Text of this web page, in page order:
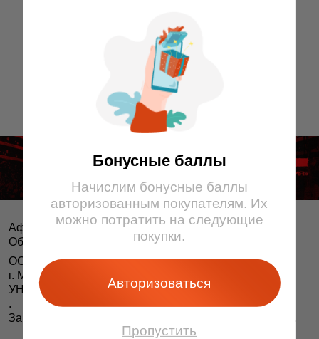
Бонусные баллы
Начислим бонусные баллы
авторизованным покупателям. Их
можно потратить на следующие
покупки.
Авторизоваться
Пропустить
Афіша і білеты BezKassira.by ©
Облачная система продажи билетов, 2013 — 2026
ООО «БЕЗКАССИРА БАЙ» Республика Беларусь
г. Минск, ул. Короля, 9, оф. 1
УНП 193615562
.
Зарегистрирован в Торговом реестре РБ 04.06.2014 г.